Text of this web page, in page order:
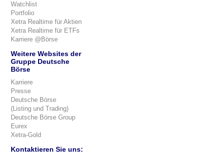
Watchlist
Portfolio
Xetra Realtime für Aktien
Xetra Realtime für ETFs
Karriere @Börse
Weitere Websites der
Gruppe Deutsche
Börse
Karriere
Presse
Deutsche Börse
(Listing und Trading)
Deutsche Börse Group
Eurex
Xetra-Gold
Kontaktieren Sie uns: